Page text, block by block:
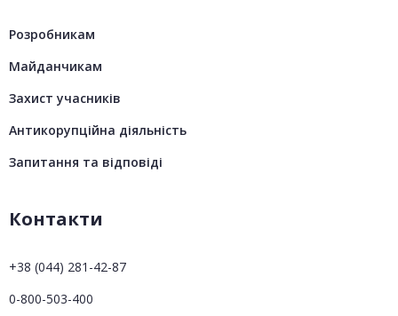
Розробникам
Майданчикам
Захист учасників
Антикорупційна діяльність
Запитання та відповіді
Контакти
+38 (044) 281-42-87
0-800-503-400